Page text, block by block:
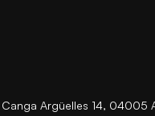
Argüelles 14, 04005